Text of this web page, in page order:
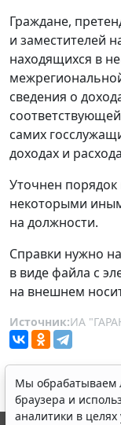
Граждане,
и заместителей
находящихся в
сведения о
самих
доходах и
Уточнен порядок
некоторыми
на должности.
Справки нужно
в виде файла с
на внешнем
Источник:ИА
Мы обрабатываем
браузера и
аналитики в